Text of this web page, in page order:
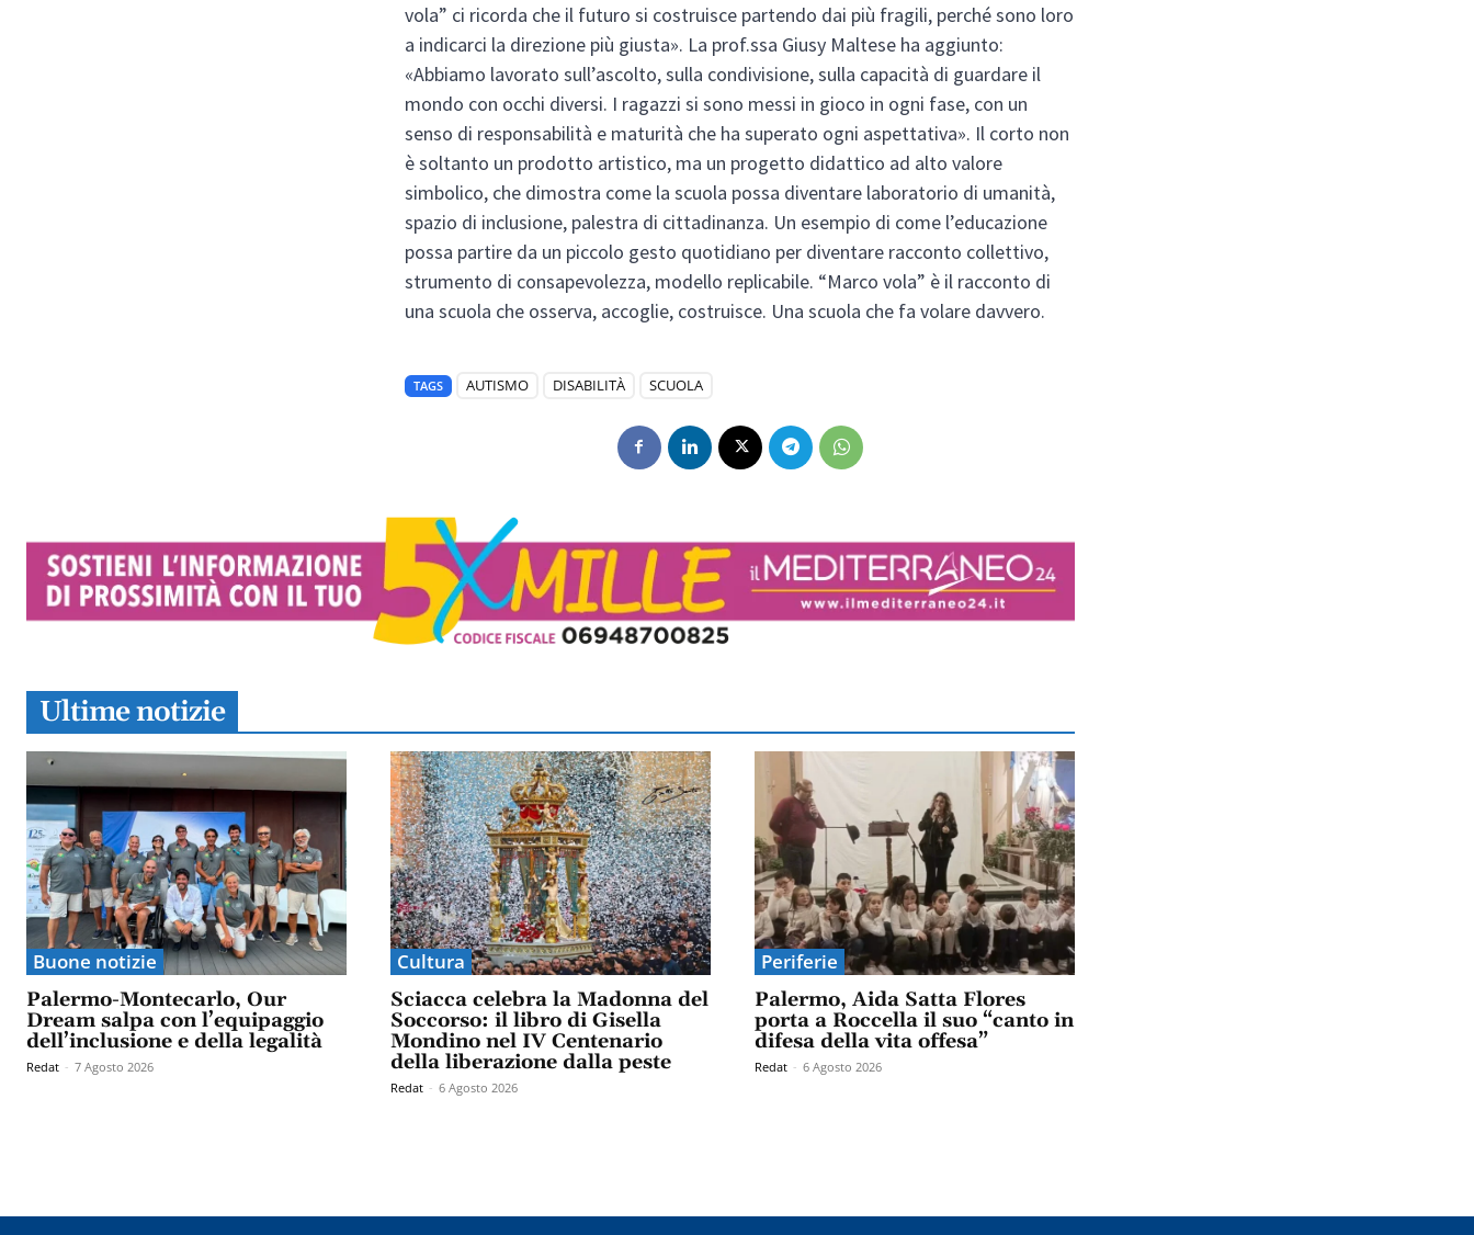
vola” ci ricorda che il futuro si costruisce partendo dai più fragili, perché sono loro
a indicarci la direzione più giusta». La prof.ssa Giusy Maltese ha aggiunto:
«Abbiamo lavorato sull’ascolto, sulla condivisione, sulla capacità di guardare il
mondo con occhi diversi. I ragazzi si sono messi in gioco in ogni fase, con un
senso di responsabilità e maturità che ha superato ogni aspettativa». Il corto non
è soltanto un prodotto artistico, ma un progetto didattico ad alto valore
simbolico, che dimostra come la scuola possa diventare laboratorio di umanità,
spazio di inclusione, palestra di cittadinanza. Un esempio di come l’educazione
possa partire da un piccolo gesto quotidiano per diventare racconto collettivo,
strumento di consapevolezza, modello replicabile. “Marco vola” è il racconto di
una scuola che osserva, accoglie, costruisce. Una scuola che fa volare davvero.
TAGS AUTISMO DISABILITÀ SCUOLA
Ultime notizie
Buone notizie
Palermo-Montecarlo, Our
Dream salpa con l’equipaggio
dell’inclusione e della legalità
Redat - 7 Agosto 2026
Cultura
Sciacca celebra la Madonna del
Soccorso: il libro di Gisella
Mondino nel IV Centenario
della liberazione dalla peste
Redat - 6 Agosto 2026
Periferie
Palermo, Aida Satta Flores
porta a Roccella il suo “canto in
difesa della vita offesa”
Redat - 6 Agosto 2026